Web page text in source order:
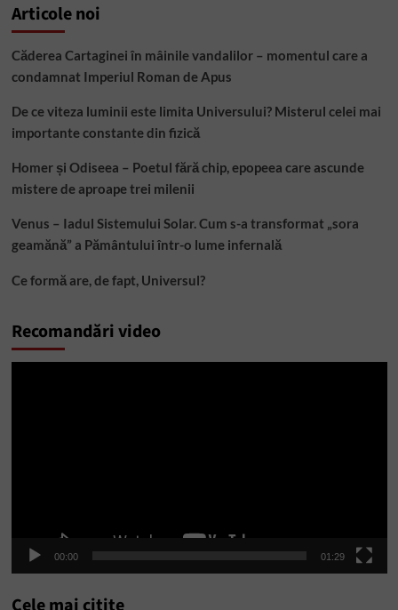
Articole noi
Căderea Cartaginei în mâinile vandalilor – momentul care a
condamnat Imperiul Roman de Apus
De ce viteza luminii este limita Universului? Misterul celei mai
importante constante din fizică
Homer și Odiseea – Poetul fără chip, epopeea care ascunde
mistere de aproape trei milenii
Venus – Iadul Sistemului Solar. Cum s-a transformat „sora
geamănă” a Pământului într-o lume infernală
Ce formă are, de fapt, Universul?
Recomandări video
00:00 01:29